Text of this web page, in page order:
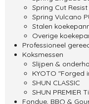
Spring Cut
Spring Vulcano
Stalen
Overige
Professioneel
Koksmessen
Slijpen &
KYOTO "Forged
SHUN CLASSIC
SHUN PREMIER
Fondue, BBQ &